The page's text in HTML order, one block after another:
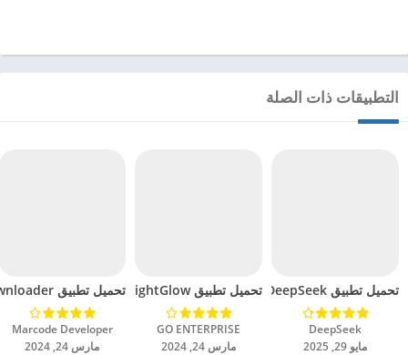
التطبيقات ذات الصلة
تحميل تطبيق DeepSeek مهكر للاندرويد 2025
DeepSeek‏
مايو 29, 2025
تحميل تطبيق BrightGlow مهكر للاندرويد 2024
GO ENTERPRISE‏
مارس 24, 2024
تحميل تطبيق mp4 video downloader مهكر للاندرويد 2024
Marcode Developer‏
مارس 24, 2024